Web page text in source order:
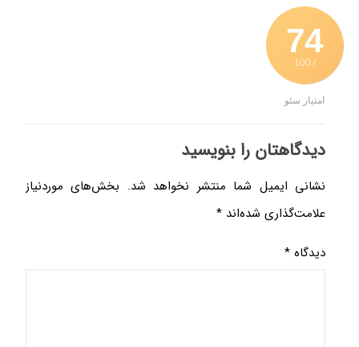
74
/ 100
امتیاز سئو
دیدگاهتان را بنویسید
نشانی ایمیل شما منتشر نخواهد شد.
بخش‌های موردنیاز
علامت‌گذاری شده‌اند *
دیدگاه*